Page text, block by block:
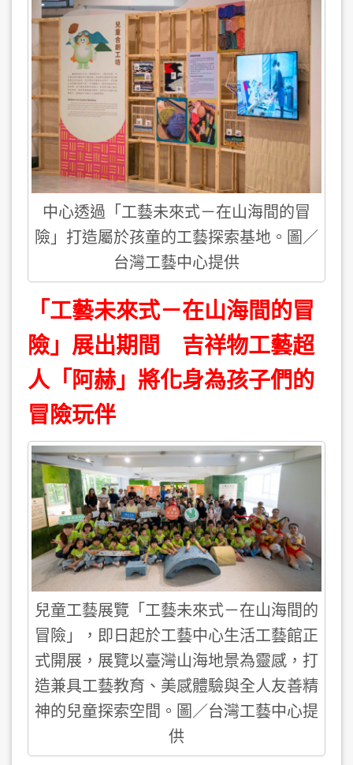
中心透過「工藝未來式－在山海間的冒
險」打造屬於孩童的工藝探索基地。圖／
台灣工藝中心提供
「工藝未來式－在山海間的冒
險」展出期間 吉祥物工藝超
人「阿赫」將化身為孩子們的
冒險玩伴
兒童工藝展覽「工藝未來式－在山海間的
冒險」，即日起於工藝中心生活工藝館正
式開展，展覽以臺灣山海地景為靈感，打
造兼具工藝教育、美感體驗與全人友善精
神的兒童探索空間。圖／台灣工藝中心提
供